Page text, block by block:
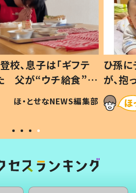
校、息子は「ギフテ
父が“ウチ給食”を
理由とは #令和の親
ほ・とせなNEWS編集部
ひ孫
が、
「涙が
い」